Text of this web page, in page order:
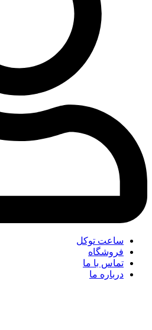
ساعت توکل
فروشگاه
تماس با ما
درباره ما